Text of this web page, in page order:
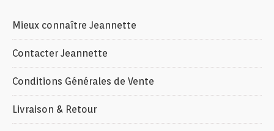
Mieux connaître Jeannette
Contacter Jeannette
Conditions Générales de Vente
Livraison & Retour